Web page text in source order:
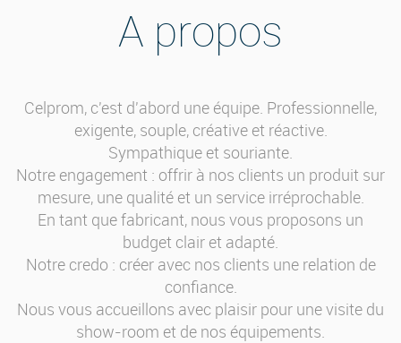
A propos
Celprom, c'est d'abord une équipe. Professionnelle,
exigente, souple, créative et réactive.
Sympathique et souriante.
Notre engagement : offrir à nos clients un produit sur
mesure, une qualité et un service irréprochable.
En tant que fabricant, nous vous proposons un
budget clair et adapté.
Notre credo : créer avec nos clients une relation de
confiance.
Nous vous accueillons avec plaisir pour une visite du
show-room et de nos équipements.